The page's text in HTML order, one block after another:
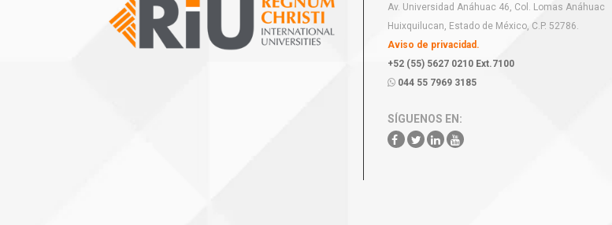
Av. Universidad Anáhuac 46, Col. Lomas Anáhuac
Huixquilucan, Estado de México, C.P. 52786.
Aviso de privacidad.
+52 (55) 5627 0210 Ext.7100
044 55 7969 3185
SÍGUENOS EN: